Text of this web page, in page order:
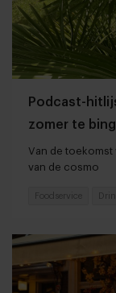
Podcast-
zomer te
Van de toekomst
van de cosmo
Foodservice